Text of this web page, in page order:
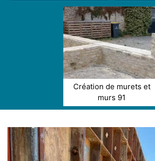
Création de murets et
murs 91